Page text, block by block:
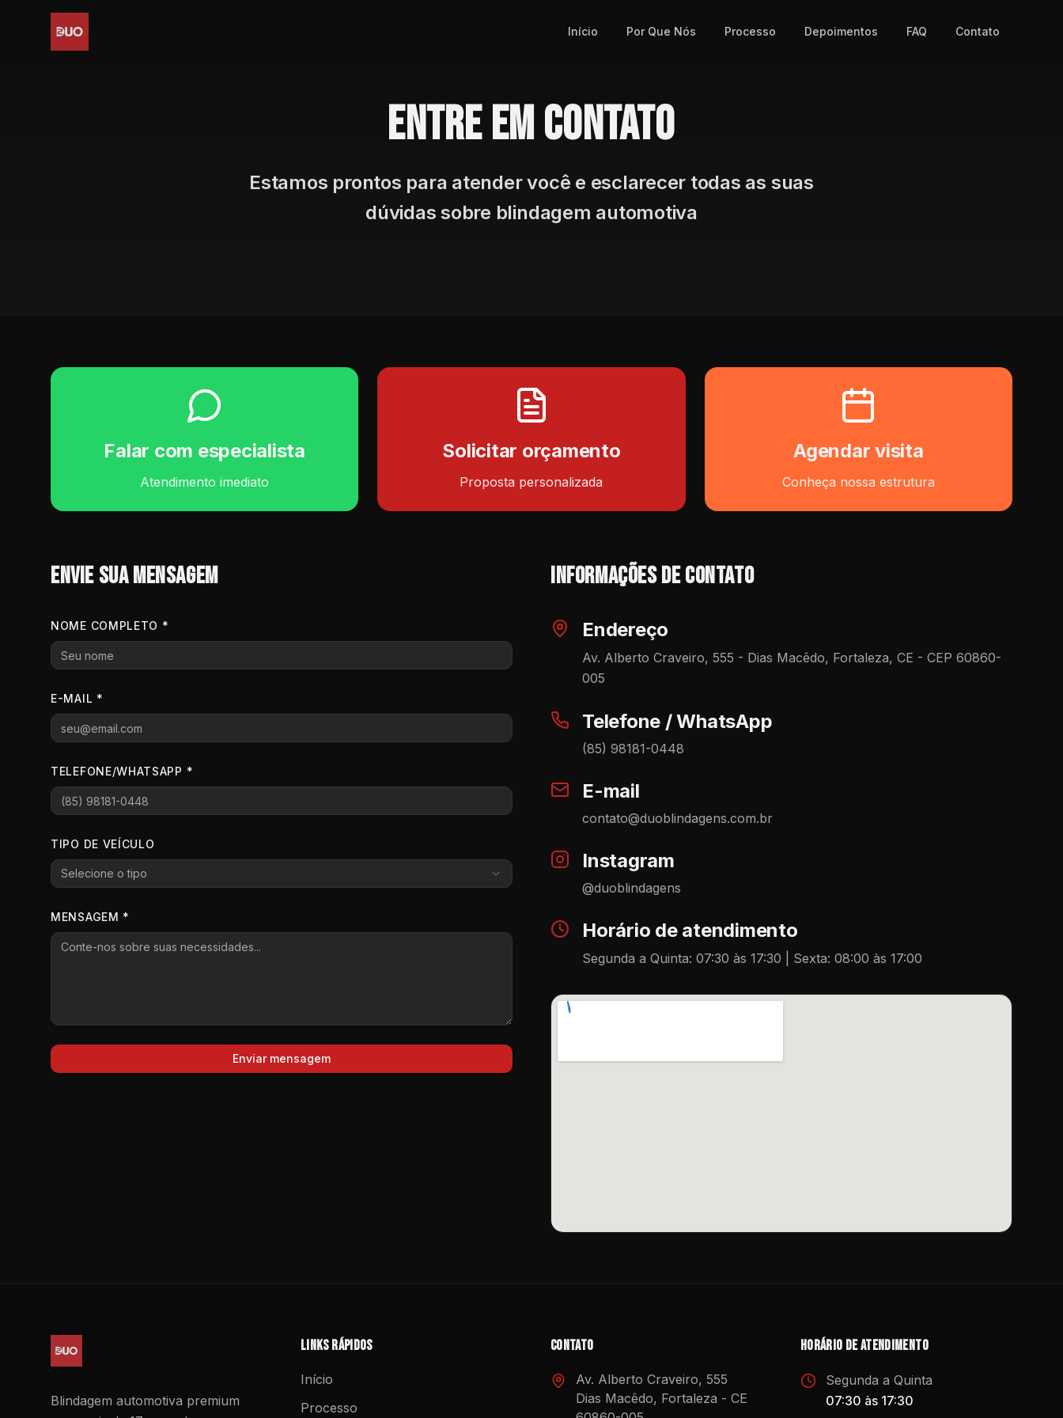
Início Por Que Nós Processo Depoimentos FAQ Contato
Entre em contato
Estamos prontos para atender você e esclarecer todas as suas
dúvidas sobre blindagem automotiva
Falar com especialista
Atendimento imediato
Solicitar orçamento
Proposta personalizada
Agendar visita
Conheça nossa estrutura
Envie sua mensagem
NOME COMPLETO *
E-MAIL *
TELEFONE/WHATSAPP *
TIPO DE VEÍCULO
Selecione o tipo
MENSAGEM *
Enviar mensagem
Informações de contato
Endereço
Av. Alberto Craveiro, 555 - Dias Macêdo, Fortaleza, CE - CEP 60860-
005
Telefone / WhatsApp
(85) 98181-0448
E-mail
contato@duoblindagens.com.br
Instagram
@duoblindagens
Horário de atendimento
Segunda a Quinta: 07:30 às 17:30 | Sexta: 08:00 às 17:00
Blindagem automotiva premium
Links rápidos
Início
Processo
Contato
Av. Alberto Craveiro, 555
Dias Macêdo, Fortaleza - CE
Horário de atendimento
Segunda a Quinta
07:30 às 17:30